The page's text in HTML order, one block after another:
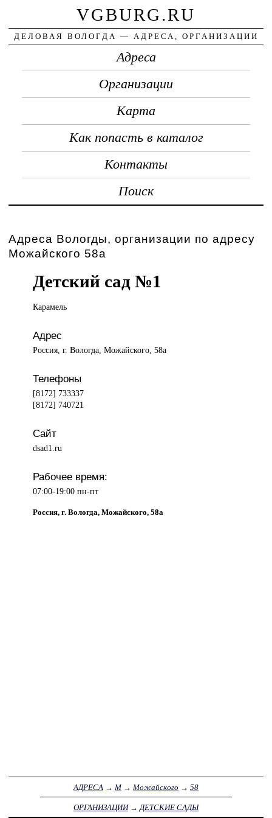
VGBURG.RU
ДЕЛОВАЯ ВОЛОГДА — АДРЕСА, ОРГАНИЗАЦИИ
Адреса
Организации
Карта
Как попасть в каталог
Контакты
Поиск
Адреса Вологды, организации по адресу
Можайского 58а
Детский сад №1
Карамель
Адрес
Россия, г. Вологда, Можайского, 58а
Телефоны
[8172] 733337
[8172] 740721
Сайт
dsad1.ru
Рабочее время:
07:00-19:00 пн-пт
Россия, г. Вологда, Можайского, 58а
АДРЕСА → М→ Можайского → 58
ОРГАНИЗАЦИИ→ ДЕТСКИЕ САДЫ